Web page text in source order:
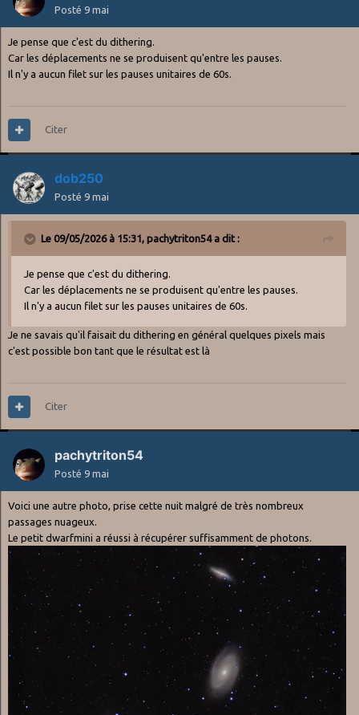
Posté 9 mai
Je pense que c'est du dithering.
Car les déplacements ne se produisent qu'entre les pauses.
Il n'y a aucun filet sur les pauses unitaires de 60s.
Citer
dob250
Posté 9 mai
Le 09/05/2026 à 15:31, pachytriton54a dit :
Je pense que c'est du dithering.
Car les déplacements ne se produisent qu'entre les pauses.
Il n'y a aucun filet sur les pauses unitaires de 60s.
Je ne savais qu'il faisait du dithering en général quelques pixels mais
c'est possible bon tant que le résultat est là
Citer
pachytriton54
Posté 9 mai
Voici une autre photo, prise cette nuit malgré de très nombreux
passages nuageux.
Le petit dwarfmini a réussi à récupérer suffisamment de photons.